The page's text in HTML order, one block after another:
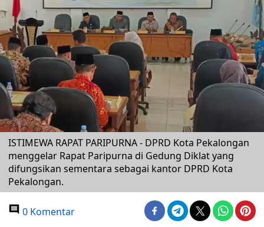
ISTIMEWA RAPAT PARIPURNA - DPRD Kota Pekalongan
menggelar Rapat Paripurna di Gedung Diklat yang
difungsikan sementara sebagai kantor DPRD Kota
Pekalongan.
0 Komentar